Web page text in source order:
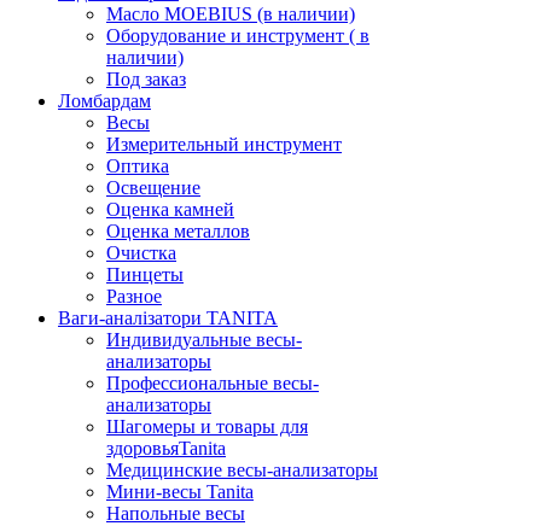
Масло MOEBIUS (в наличии)
Оборудование и инструмент ( в
наличии)
Под заказ
Ломбардам
Весы
Измерительный инструмент
Оптика
Освещение
Оценка камней
Оценка металлов
Очистка
Пинцеты
Разное
Ваги-аналізатори TANITA
Индивидуальные весы-
анализаторы
Профессиональные весы-
анализаторы
Шагомеры и товары для
здоровьяTanita
Медицинские весы-анализаторы
Мини-весы Tanita
Напольные весы